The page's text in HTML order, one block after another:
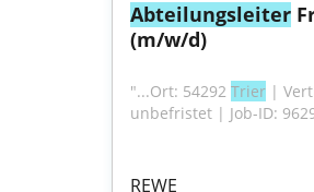
Abteilungsleiter
(m/w/d)
"...Ort: 54292 Trier |
unbefristet | Job-ID:
REWE